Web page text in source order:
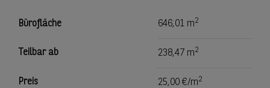
Bürofläche 646,01 m2
Teilbar ab 238,47 m2
Preis 25,00 €/m2